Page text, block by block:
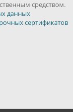
средством.
данных
сертификатов